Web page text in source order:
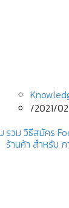
/2021/
รวม วิธีสมัคร
ร้านค้า สำหรับ